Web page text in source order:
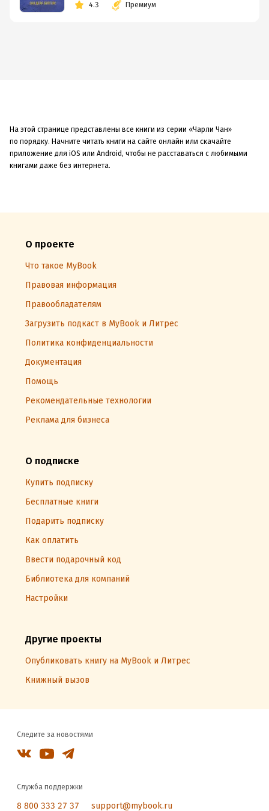
4.3 Премиум
На этой странице представлены все книги из серии «Чарли Чан»
по порядку. Начните читать книги на сайте онлайн или скачайте
приложение для iOS или Android, чтобы не расставаться с любимыми
книгами даже без интернета.
О проекте
Что такое MyBook
Правовая информация
Правообладателям
Загрузить подкаст в MyBook и Литрес
Политика конфиденциальности
Документация
Помощь
Рекомендательные технологии
Реклама для бизнеса
О подписке
Купить подписку
Бесплатные книги
Подарить подписку
Как оплатить
Ввести подарочный код
Библиотека для компаний
Настройки
Другие проекты
Опубликовать книгу на MyBook и Литрес
Книжный вызов
Следите за новостями
Служба поддержки
8 800 333 27 37 support@mybook.ru